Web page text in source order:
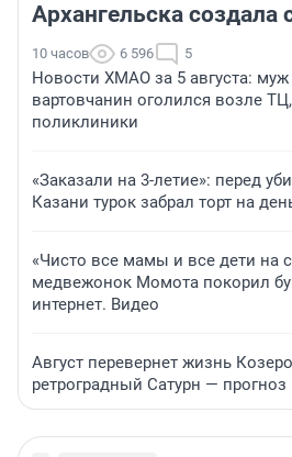
Архангельска создала
10 часов 6 596 5
Новости ХМАО за 5 августа: муж
вартовчанин оголился возле
поликлиники
«Заказали на 3-летие»: перед
Казани турок забрал торт на
«Чисто все мамы и все дети на
медвежонок Момота покорил
интернет. Видео
Август перевернет жизнь
ретроградный Сатурн — прогноз